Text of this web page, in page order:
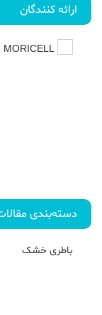
ارائه کنندگان
دسته‌بندی
باطری خشک